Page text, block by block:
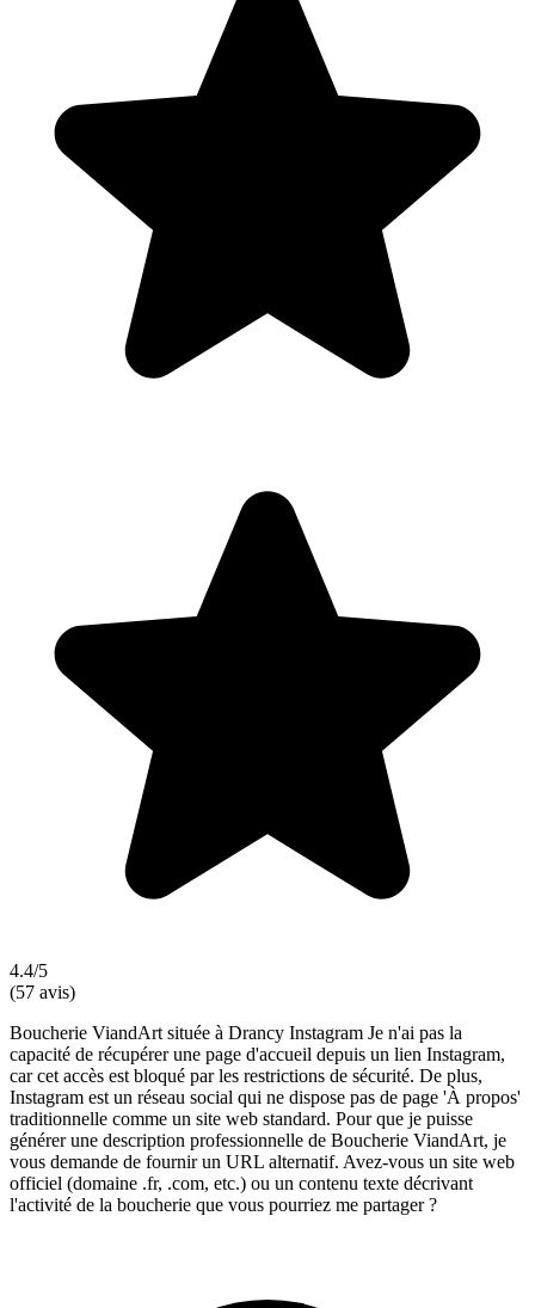
4.4/5
(57 avis)
Boucherie ViandArt située à Drancy Instagram Je n'ai pas la
capacité de récupérer une page d'accueil depuis un lien Instagram,
car cet accès est bloqué par les restrictions de sécurité. De plus,
Instagram est un réseau social qui ne dispose pas de page 'À propos'
traditionnelle comme un site web standard. Pour que je puisse
générer une description professionnelle de Boucherie ViandArt, je
vous demande de fournir un URL alternatif. Avez-vous un site web
officiel (domaine .fr, .com, etc.) ou un contenu texte décrivant
l'activité de la boucherie que vous pourriez me partager ?